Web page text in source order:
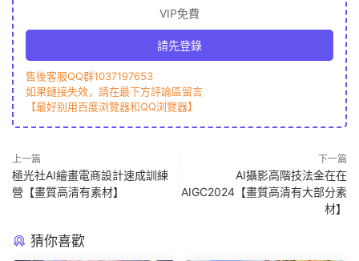
VIP免費
請先登錄
售後客服QQ群1037197653
如果鏈接失效，請在最下方評論區留言
【最好别用百度浏覽器和QQ浏覽器】
上一篇
極光社AI繪畫電商設計速成訓練
營【畫質高清有素材】
下一篇
AI攝影高階技法金在在
AIGC2024【畫質高清有大部分素
材】
猜你喜歡